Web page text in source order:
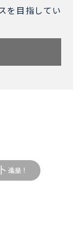
を目指してい